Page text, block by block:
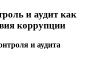
и аудит как
коррупции
и аудита